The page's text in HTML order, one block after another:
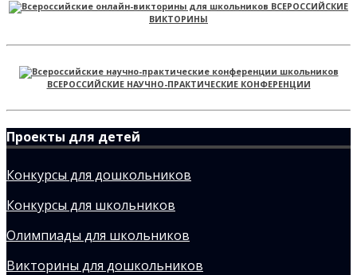
ВСЕРОССИЙСКИЕ
ВИКТОРИНЫ
ВСЕРОССИЙСКИЕ НАУЧНО-ПРАКТИЧЕСКИЕ КОНФЕРЕНЦИИ
Проекты для детей
Конкурсы для дошкольников
Конкурсы для школьников
Олимпиады для школьников
Викторины для дошкольников